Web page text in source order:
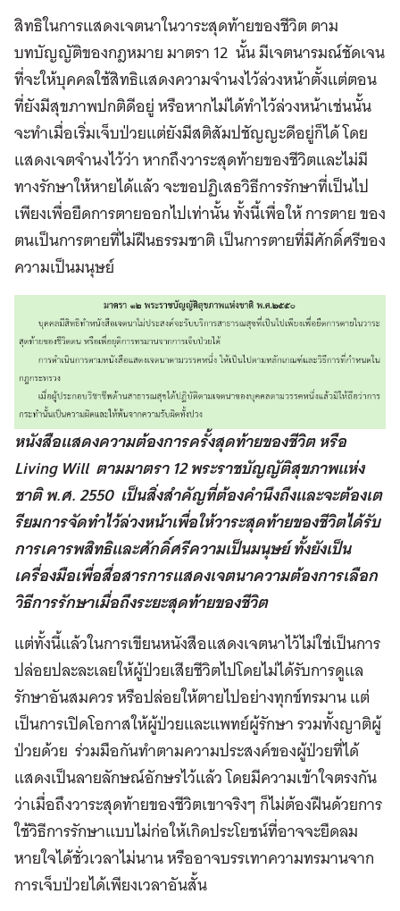
สิทธิในการแสดงเจตนาในวาระสุดท้ายของชีวิต ตาม
บทบัญญัติของกฎหมาย มาตรา 12 นั้น มีเจตนารมณ์ชัดเจน
ที่จะให้บุคคลใช้สิทธิแสดงความจำนงไว้ล่วงหน้าตั้งแต่ตอน
ที่ยังมีสุขภาพปกติดีอยู่ หรือหากไม่ได้ทำไว้ล่วงหน้าเช่นนั้น
จะทำเมื่อเริ่มเจ็บป่วยแต่ยังมีสติสัมปชัญญะดีอยู่ก็ได้ โดย
แสดงเจตจำนงไว้ว่า หากถึงวาระสุดท้ายของชีวิตและไม่มี
ทางรักษาให้หายได้แล้ว จะขอปฏิเสธวิธีการรักษาที่เป็นไป
เพียงเพื่อยืดการตายออกไปเท่านั้น ทั้งนี้เพื่อให้ การตาย ของ
ตนเป็นการตายที่ไม่ฝืนธรรมชาติ เป็นการตายที่มีศักดิ์ศรีของ
ความเป็นมนุษย์
หนังสือแสดงความต้องการครั้งสุดท้ายของชีวิต หรือ
Living Will ตามมาตรา 12 พระราชบัญญัติสุขภาพแห่ง
ชาติ พ.ศ. 2550 เป็นสิ่งสำคัญที่ต้องคำนึงถึงและจะต้องเต
รียมการจัดทำไว้ล่วงหน้าเพื่อให้วาระสุดท้ายของชีวิตได้รับ
การเคารพสิทธิและศักดิ์ศรีความเป็นมนุษย์ ทั้งยังเป็น
เครื่องมือเพื่อสื่อสารการแสดงเจตนาความต้องการเลือก
วิธีการรักษาเมื่อถึงระยะสุดท้ายของชีวิต
แต่ทั้งนี้แล้วในการเขียนหนังสือแสดงเจตนาไว้ไม่ใช่เป็นการ
ปล่อยปละละเลยให้ผู้ป่วยเสียชีวิตไปโดยไม่ได้รับการดูแล
รักษาอันสมควร หรือปล่อยให้ตายไปอย่างทุกข์ทรมาน แต่
เป็นการเปิดโอกาสให้ผู้ป่วยและแพทย์ผู้รักษา รวมทั้งญาติผู้
ป่วยด้วย ร่วมมือกันทำตามความประสงค์ของผู้ป่วยที่ได้
แสดงเป็นลายลักษณ์อักษรไว้แล้ว โดยมีความเข้าใจตรงกัน
ว่าเมื่อถึงวาระสุดท้ายของชีวิตเขาจริงๆ ก็ไม่ต้องฝืนด้วยการ
ใช้วิธีการรักษาแบบไม่ก่อให้เกิดประโยชน์ที่อาจจะยืดลม
หายใจได้ชั่วเวลาไม่นาน หรืออาจบรรเทาความทรมานจาก
การเจ็บป่วยได้เพียงเวลาอันสั้น